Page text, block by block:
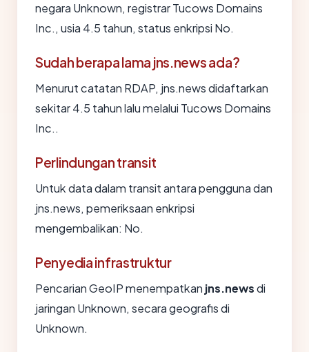
negara Unknown, registrar Tucows Domains
Inc., usia 4.5 tahun, status enkripsi No.
Sudah berapa lama jns.news ada?
Menurut catatan RDAP, jns.news didaftarkan
sekitar 4.5 tahun lalu melalui Tucows Domains
Inc..
Perlindungan transit
Untuk data dalam transit antara pengguna dan
jns.news, pemeriksaan enkripsi
mengembalikan: No.
Penyedia infrastruktur
Pencarian GeoIP menempatkan jns.newsdi
jaringan Unknown, secara geografis di
Unknown.